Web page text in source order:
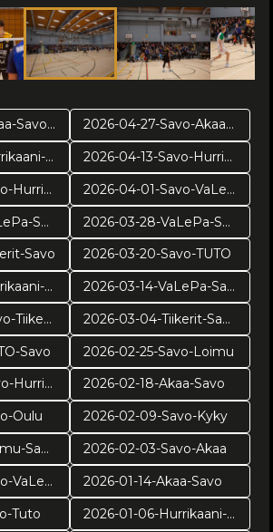
2026-04-30-Akaa-Savo-pr2
2026-04-27-Savo-Akaa-pr1
2026-04-16-Hurrikaani-Savo-VE4
2026-04-13-Savo-Hurrikaani ve3
2026-04-12-Savo-Hurrikaani-ve2
2026-04-01-Savo-VaLePa-pv3
2026-03-29-VaLePa-Savo-pv2
2026-03-28-VaLePa-Savo-pv1
Savo
2026-03-20-Savo-TUTO
2026-03-17-Hurrikaani-Savo
2026-03-14-VaLePa-Savo
2026-03-07-Savo-Tiikerit
2026-03-04-Tiikerit-Savo
Savo
2026-02-25-Savo-Loimu
2026-02-22-Savo-Hurrikaani
2026-02-18-Akaa-Savo
Oulu
2026-02-09-Savo-Kyky
2026-02-07-Loimu-Savo
2026-02-03-Savo-Akaa
2026-01-24-Savo-VaLePa
2026-01-14-Akaa-Savo
Tuto
2026-01-06-Hurrikaani-Savo KUVAT: Juuso Riponiemi